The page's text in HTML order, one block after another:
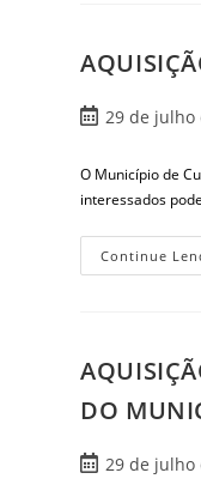
29 de julho
O Município de
interessados
Continue
DO
29 de julho